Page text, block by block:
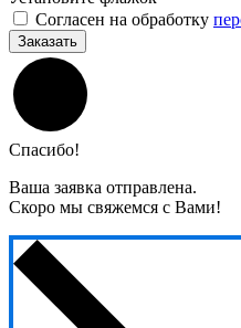
Согласен на обработку
Заказать
Спасибо!
Ваша заявка отправлена.
Скоро мы свяжемся с Вами!